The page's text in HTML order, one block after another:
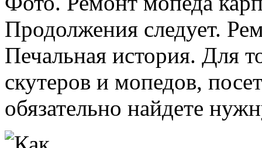
Продолжения следует.
Печальная история. Для
скутеров и мопедов,
обязательно найдете